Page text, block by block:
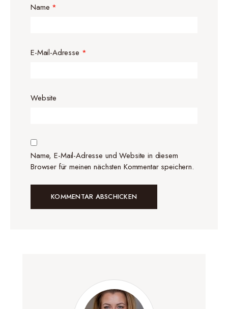
Name *
E-Mail-Adresse *
Website
Name, E-Mail-Adresse und Website in diesem
Browser für meinen nächsten Kommentar speichern.